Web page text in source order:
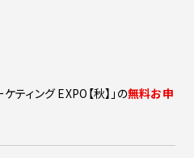
ティング EXPO【秋】」の無料お申